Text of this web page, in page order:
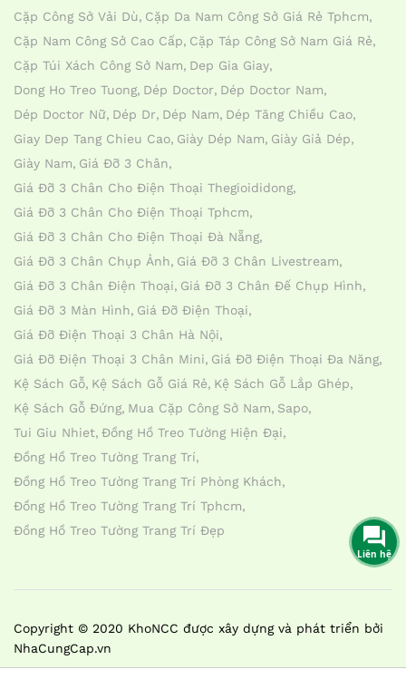
Cặp Công Sở Vải Dù Cặp Da Nam Công Sở Giá Rẻ Tphcm
Cặp Nam Công Sở Cao Cấp Cặp Táp Công Sở Nam Giá Rẻ
Cặp Túi Xách Công Sở Nam Dep Gia Giay
Dong Ho Treo Tuong Dép Doctor Dép Doctor Nam
Dép Doctor Nữ Dép Dr Dép Nam Dép Tăng Chiều Cao
Giay Dep Tang Chieu Cao Giày Dép Nam Giày Giả Dép
Giày Nam Giá Đỡ 3 Chân
Giá Đỡ 3 Chân Cho Điện Thoại Thegioididong
Giá Đỡ 3 Chân Cho Điện Thoại Tphcm
Giá Đỡ 3 Chân Cho Điện Thoại Đà Nẵng
Giá Đỡ 3 Chân Chụp Ảnh Giá Đỡ 3 Chân Livestream
Giá Đỡ 3 Chân Điện Thoại Giá Đỡ 3 Chân Đế Chụp Hình
Giá Đỡ 3 Màn Hình Giá Đỡ Điện Thoại
Giá Đỡ Điện Thoại 3 Chân Hà Nội
Giá Đỡ Điện Thoại 3 Chân Mini Giá Đỡ Điện Thoại Đa Năng
Kệ Sách Gỗ Kệ Sách Gỗ Giá Rẻ Kệ Sách Gỗ Lắp Ghép
Kệ Sách Gỗ Đứng Mua Cặp Công Sở Nam Sapo
Tui Giu Nhiet Đồng Hồ Treo Tường Hiện Đại
Đồng Hồ Treo Tường Trang Trí
Đồng Hồ Treo Tường Trang Trí Phòng Khách
Đồng Hồ Treo Tường Trang Trí Tphcm
Đồng Hồ Treo Tường Trang Trí Đẹp
Copyright © 2020 KhoNCC được xây dựng và phát triển bởi
NhaCungCap.vn
Liên hệ